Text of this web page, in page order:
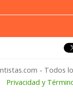
- Todos
Privacidad y